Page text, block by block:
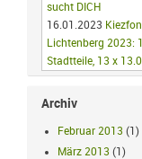
sucht DICH
16.01.2023
Lichtenberg 2023:
Stadtteile, 13 x
Archiv
Februar 2013 (1)
März 2013 (1)